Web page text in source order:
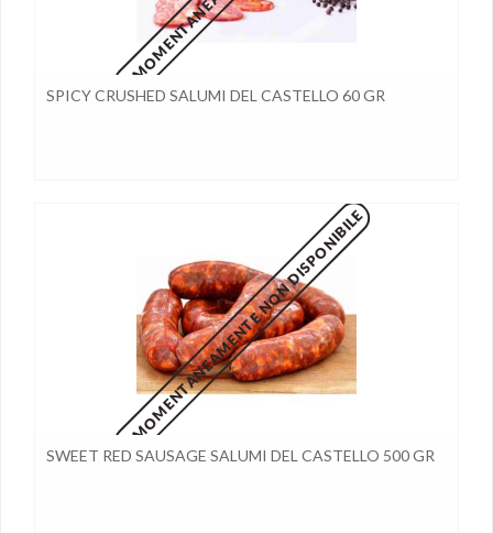
SPICY CRUSHED SALUMI DEL CASTELLO 60 GR
MOMENTANEAMENTE NON DISPONIBILE
SWEET RED SAUSAGE SALUMI DEL CASTELLO 500 GR